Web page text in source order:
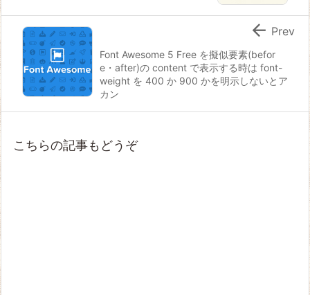
Font Awesome 5 Free を擬似要素(befor
e・after)の content で表示する時は font-
weight を 400 か 900 かを明示しないとア
カン
 Prev
こちらの記事もどうぞ